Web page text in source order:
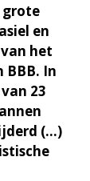
grote
en
het
BBB. In
23
(…)